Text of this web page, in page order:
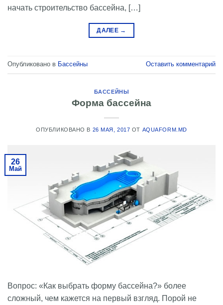
начать строительство бассейна, […]
ДАЛЕЕ →
Опубликовано в Бассейны Оставить комментарий
БАССЕЙНЫ
Форма бассейна
ОПУБЛИКОВАНО В 26 МАЯ, 2017 ОТ AQUAFORM.MD
26
Май
Вопрос: «Как выбрать форму бассейна?» более
сложный, чем кажется на первый взгляд. Порой не